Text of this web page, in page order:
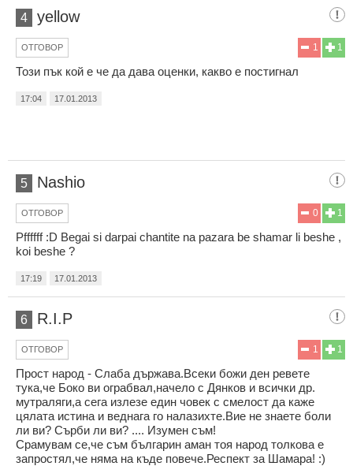
4 yellow
1
1
ОТГОВОР
Този пък кой е че да дава оценки, какво е постигнал
17:04 17.01.2013
5 Nashio
1
0
ОТГОВОР
Pffffff :D Begai si darpai chantite na pazara be shamar li beshe ,
koi beshe ?
17:19 17.01.2013
6 R.I.P
1
1
ОТГОВОР
Прост народ - Слаба държава.Всеки божи ден ревете
тука,че Боко ви ограбвал,начело с Дянков и всички др.
мутраляги,а сега излезе един човек с смелост да каже
цялата истина и веднага го налазихте.Вие не знаете боли
ли ви? Сърби ли ви? .... Изумен съм!
Срамувам се,че съм българин аман тоя народ толкова е
запростял,че няма на къде повече.Респект за Шамара! :)